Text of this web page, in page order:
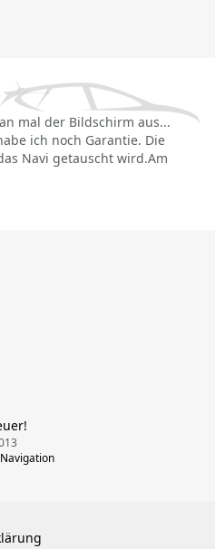
mal der Bildschirm aus...
ich noch Garantie. Die
Navi getauscht wird.Am